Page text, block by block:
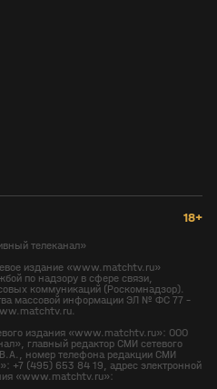
18+
телеканал»
издание «www.matchtv.ru»
по надзору в сфере связи,
коммуникаций (Роскомнадзор).
массовой информации ЭЛ № ФС 77 -
издания «www.matchtv.ru»: ООО
главный редактор СМИ сетевого
номер телефона редакции СМИ
+7 (495) 653 84 19, адрес электронной
«www.matchtv.ru»: